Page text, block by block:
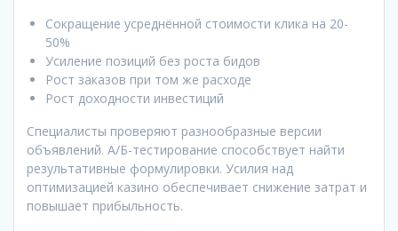
Сокращение усреднённой стоимости клика на 20-
50%
Усиление позиций без роста бидов
Рост заказов при том же расходе
Рост доходности инвестиций
Специалисты проверяют разнообразные версии
объявлений. А/Б-тестирование способствует найти
результативные формулировки. Усилия над
оптимизацией казино обеспечивает снижение затрат и
повышает прибыльность.